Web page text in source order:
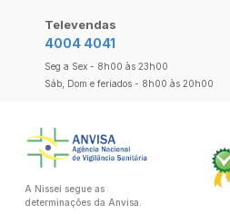
Televendas
4004 4041
Seg a Sex - 8h00 às 23h00
Sáb, Dom e feriados - 8h00 às 20h00
A Nissei segue as
determinações da Anvisa.